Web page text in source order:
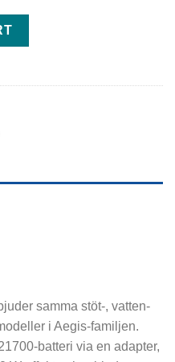
samma stöt-, vatten-
i Aegis-familjen.
batteri via en adapter,